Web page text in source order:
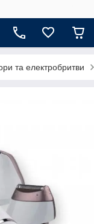
та електробритви